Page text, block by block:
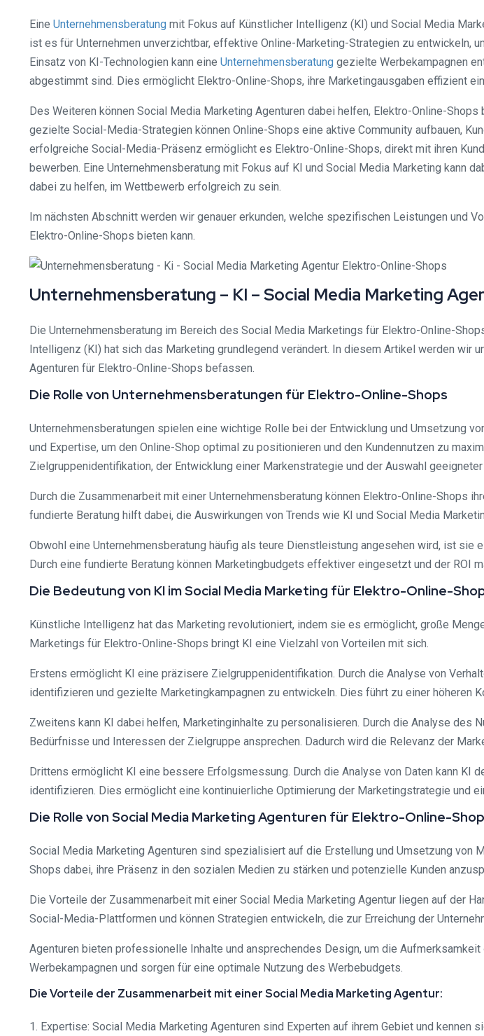
Eine Unternehmensberatung mit Fokus auf Künstlicher Intelligenz (KI) und Social Media
ist es für Unternehmen unverzichtbar, effektive Online-Marketing-Strategien zu entwickeln,
Einsatz von KI-Technologien kann eine Unternehmensberatung gezielte Werbekampagnen
abgestimmt sind. Dies ermöglicht Elektro-Online-Shops, ihre Marketingausgaben effizient
Des Weiteren können Social Media Marketing Agenturen dabei helfen, Elektro-Online-
gezielte Social-Media-Strategien können Online-Shops eine aktive Community aufbauen,
erfolgreiche Social-Media-Präsenz ermöglicht es Elektro-Online-Shops, direkt mit ihren
bewerben. Eine Unternehmensberatung mit Fokus auf KI und Social Media Marketing kann
dabei zu helfen, im Wettbewerb erfolgreich zu sein.
Im nächsten Abschnitt werden wir genauer erkunden, welche spezifischen Leistungen und
Elektro-Online-Shops bieten kann.
Unternehmensberatung – KI – Social Media Marketing
Die Unternehmensberatung im Bereich des Social Media Marketings für Elektro-Online-
Intelligenz (KI) hat sich das Marketing grundlegend verändert. In diesem Artikel werden wir
Agenturen für Elektro-Online-Shops befassen.
Die Rolle von Unternehmensberatungen für Elektro-Online-Shops
Unternehmensberatungen spielen eine wichtige Rolle bei der Entwicklung und Umsetzung
und Expertise, um den Online-Shop optimal zu positionieren und den Kundennutzen zu
Zielgruppenidentifikation, der Entwicklung einer Markenstrategie und der Auswahl
Durch die Zusammenarbeit mit einer Unternehmensberatung können Elektro-Online-Shops
fundierte Beratung hilft dabei, die Auswirkungen von Trends wie KI und Social Media
Obwohl eine Unternehmensberatung häufig als teure Dienstleistung angesehen wird, ist
Durch eine fundierte Beratung können Marketingbudgets effektiver eingesetzt und der ROI
Die Bedeutung von KI im Social Media Marketing für Elektro-Online-
Künstliche Intelligenz hat das Marketing revolutioniert, indem sie es ermöglicht, große
Marketings für Elektro-Online-Shops bringt KI eine Vielzahl von Vorteilen mit sich.
Erstens ermöglicht KI eine präzisere Zielgruppenidentifikation. Durch die Analyse von
identifizieren und gezielte Marketingkampagnen zu entwickeln. Dies führt zu einer höheren
Zweitens kann KI dabei helfen, Marketinginhalte zu personalisieren. Durch die Analyse des
Bedürfnisse und Interessen der Zielgruppe ansprechen. Dadurch wird die Relevanz der
Drittens ermöglicht KI eine bessere Erfolgsmessung. Durch die Analyse von Daten kann KI
identifizieren. Dies ermöglicht eine kontinuierliche Optimierung der Marketingstrategie und
Die Rolle von Social Media Marketing Agenturen für Elektro-Online-
Social Media Marketing Agenturen sind spezialisiert auf die Erstellung und Umsetzung
Shops dabei, ihre Präsenz in den sozialen Medien zu stärken und potenzielle Kunden
Die Vorteile der Zusammenarbeit mit einer Social Media Marketing Agentur liegen auf der
Social-Media-Plattformen und können Strategien entwickeln, die zur Erreichung der
Agenturen bieten professionelle Inhalte und ansprechendes Design, um die
Werbekampagnen und sorgen für eine optimale Nutzung des Werbebudgets.
Die Vorteile der Zusammenarbeit mit einer Social Media Marketing Agentur:
1. Expertise: Social Media Marketing Agenturen sind Experten auf ihrem Gebiet und kennen